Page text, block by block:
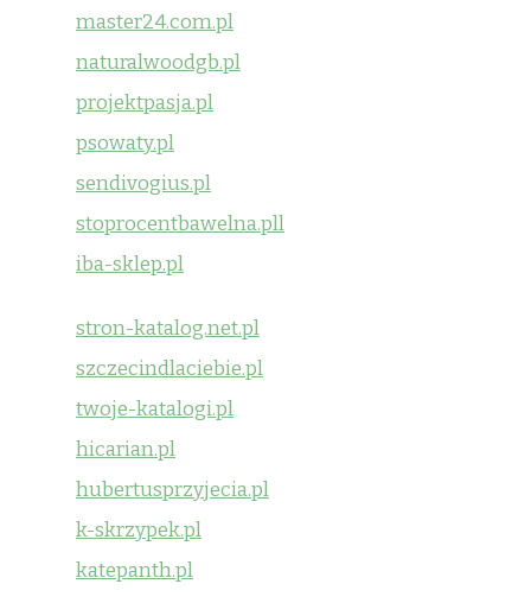
master24.com.pl
naturalwoodgb.pl
projektpasja.pl
psowaty.pl
sendivogius.pl
stoprocentbawelna.pll
iba-sklep.pl
stron-katalog.net.pl
szczecindlaciebie.pl
twoje-katalogi.pl
hicarian.pl
hubertusprzyjecia.pl
k-skrzypek.pl
katepanth.pl